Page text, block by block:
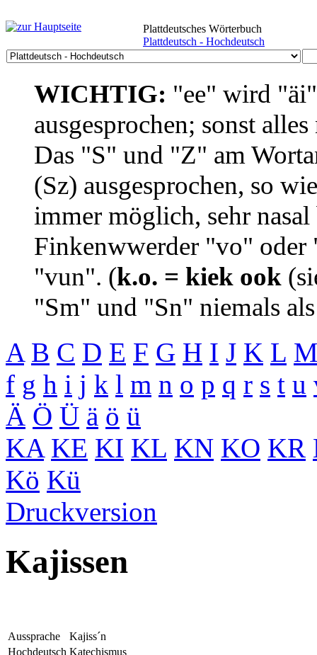
Plattdeutsches Wörterbuch
Plattdeutsch - Hochdeutsch
WICHTIG: "ee" wird
ausgesprochen; sonst
Das "S" und "Z" am
(Sz) ausgesprochen, so
immer möglich, sehr
Finkenwwerder "vo"
"vun". (k.o. = kiek ook
"Sm" und "Sn" niemals
A B C D E F G H I J K L
f g h i j k l m n o p q r s t u
Ä Ö Ü ä ö ü
KA KE KI KL KN KO KR
Kö Kü
Druckversion
Kajissen
Aussprache
Kajiss´n
Hochdeutsch Katechismus